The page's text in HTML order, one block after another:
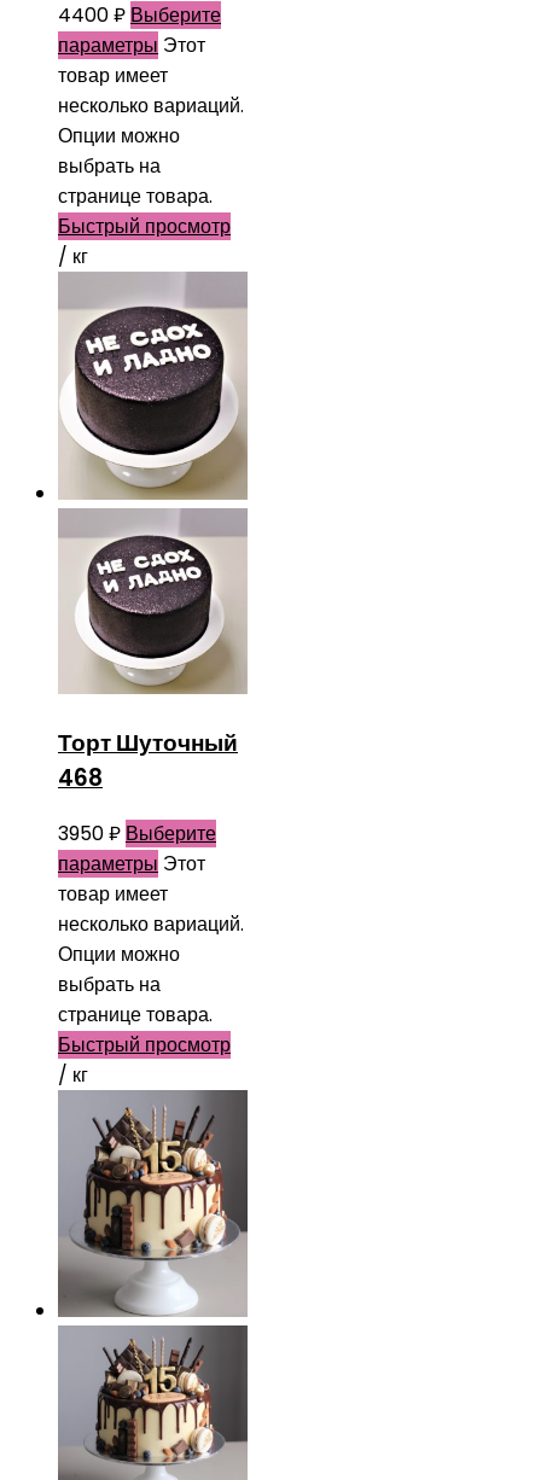
4400₽ Выберите
параметры Этот
товар имеет
несколько вариаций.
Опции можно
выбрать на
странице товара.
Быстрый просмотр
/ кг
Торт Шуточный
468
3950₽ Выберите
параметры Этот
товар имеет
несколько вариаций.
Опции можно
выбрать на
странице товара.
Быстрый просмотр
/ кг